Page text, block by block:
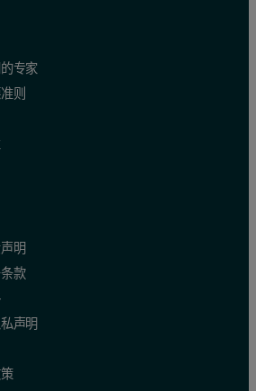
structure, many other properties are
专家
则
明
款
声明